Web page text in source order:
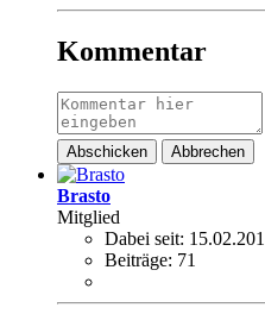
Kommentar
Abschicken Abbrechen
Brasto
Mitglied
Dabei seit:
Beiträge: 71